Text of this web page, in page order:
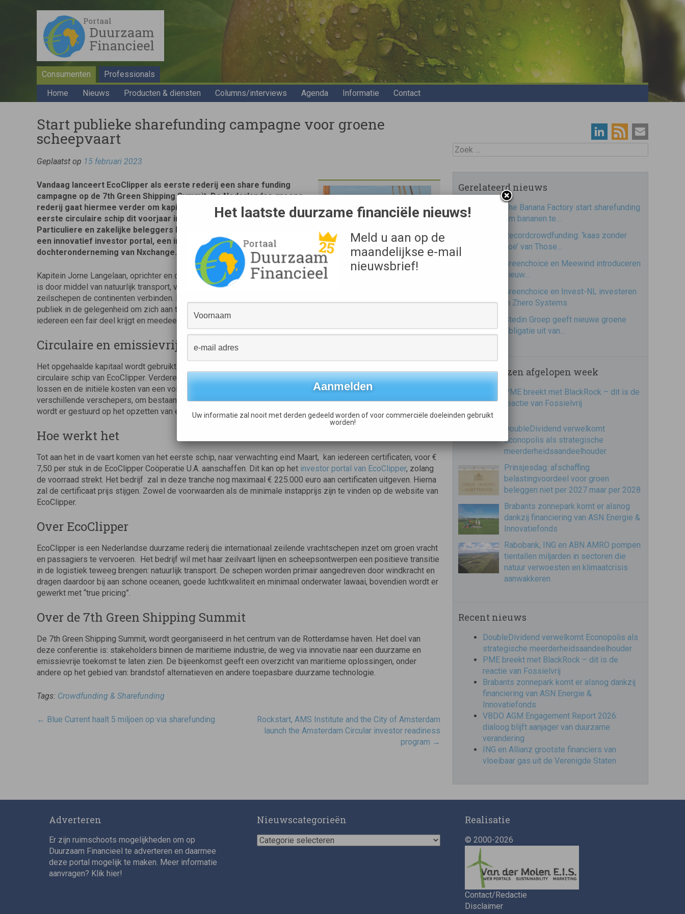
Consumenten
Professionals
Home
Nieuws Producten & diensten Columns/interviews Agenda Informatie Contact
Start publieke sharefunding campagne voor groene
scheepvaart
Geplaatst op 15 februari 2023
Vandaag lanceert EcoClipper als eerste rederij een share funding
campagne op de 7th Green Shipping Summit. De Nederlandse groene
rederij gaat hiermee verder om kapitaal aan te trekken om haar
eerste circulaire schip dit voorjaar in de vaart te brengen.
Particuliere en zakelijke beleggers kunnen certificaten aankopen via
een innovatief investor portal, een initiatief van Bondex,
dochteronderneming van Nxchange.
Kapitein Jorne Langelaan, oprichter en directeur van EcoClipper: “Onze visie
is door middel van natuurlijk transport, voor vracht en passagiers, met
zeilschepen de continenten verbinden. Met deze campagne stellen wij het
publiek in de gelegenheid om zich aan te sluiten bij onze community waarin
iedereen een fair deel krijgt en meedeelt in het succes.”
Circulaire en emissievrije groei ambities
Het opgehaalde kapitaal wordt gebruikt voor de laatste investeringen, voor het in de vaart brengen van het eerste
circulaire schip van EcoClipper. Verdere middelen zal het bedrijf inzetten om versneld de scheepshypotheek af te
lossen en de initiële kosten van een volgend project te financieren. Zo zijn er gesprekken gaande met
verschillende verschepers, om bestaande motorschepen om te bouwen naar zeilende vrachtschepen. Tevens
wordt er gestuurd op het opzetten van een Trans Atlantische lijndienst met nieuwbouwschepen.
Hoe werkt het
Tot aan het in de vaart komen van het eerste schip, naar verwachting eind Maart, kan iedereen certificaten, voor €
7,50 per stuk in de EcoClipper Coöperatie U.A. aanschaffen. Dit kan op het investor portal van EcoClipper, zolang
de voorraad strekt. Het bedrijf zal in deze tranche nog maximaal € 225.000 euro aan certificaten uitgeven. Hierna
zal de certificaat prijs stijgen. Zowel de voorwaarden als de minimale instapprijs zijn te vinden op de website van
EcoClipper.
Over EcoClipper
EcoClipper is een Nederlandse duurzame rederij die internationaal zeilende vrachtschepen inzet om groen vracht
en passagiers te vervoeren. Het bedrijf wil met haar zeilvaart lijnen en scheepsontwerpen een positieve transitie
in de logistiek teweeg brengen: natuurlijk transport. De schepen worden primair aangedreven door windkracht en
dragen daardoor bij aan schone oceanen, goede luchtkwaliteit en minimaal onderwater lawaai, bovendien wordt er
gewerkt met “true pricing”.
Over de 7th Green Shipping Summit
De 7th Green Shipping Summit, wordt georganiseerd in het centrum van de Rotterdamse haven. Het doel van
deze conferentie is: stakeholders binnen de maritieme industrie, de weg via innovatie naar een duurzame en
emissievrije toekomst te laten zien. De bijeenkomst geeft een overzicht van maritieme oplossingen, onder
andere op het gebied van: brandstof alternatieven en andere toepasbare duurzame technologie.
Tags: Crowdfunding & Sharefunding
Post
← Blue Current haalt 5 miljoen op via sharefunding
Rockstart, AMS Institute and the City of Amsterdam
launch the Amsterdam Circular investor readiness
program →
Zoek
Gerelateerd nieuws
The Banana Factory start sharefunding
om bananen te…
Recordcrowdfunding: ‘kaas zonder
koe’ van Those…
Greenchoice en Meewind introduceren
nieuw…
Greenchoice en Invest-NL investeren
in Zhero Systems
Stedin Groep geeft nieuwe groene
obligatie uit van…
Meest gelezen afgelopen week
PME breekt met BlackRock – dit is de
reactie van Fossielvrij
DoubleDividend verwelkomt
Econopolis als strategische
meerderheidsaandeelhouder
Prinsjesdag: afschaffing
belastingvoordeel voor groen
beleggen niet per 2027 maar per 2028
Brabants zonnepark komt er alsnog
dankzij financiering van ASN Energie &
Innovatiefonds
Rabobank, ING en ABN AMRO pompen
tientallen miljarden in sectoren die
natuur verwoesten en klimaatcrisis
aanwakkeren
Recent nieuws
DoubleDividend verwelkomt Econopolis als
strategische meerderheidsaandeelhouder
PME breekt met BlackRock – dit is de
reactie van Fossielvrij
Brabants zonnepark komt er alsnog dankzij
financiering van ASN Energie &
Innovatiefonds
VBDO AGM Engagement Report 2026:
dialoog blijft aanjager van duurzame
verandering
ING en Allianz grootste financiers van
vloeibaar gas uit de Verenigde Staten
Adverteren
Er zijn ruimschoots mogelijkheden om op
Duurzaam Financieel te adverteren en daarmee
deze portal mogelijk te maken. Meer informatie
aanvragen? Klik hier!
Nieuwscategorieën
Nieuwscategorieën
Realisatie
© 2000-2026
Contact/Redactie
Disclaimer
Het laatste duurzame financiële nieuws!
Meld u aan op de
maandelijkse e-mail
nieuwsbrief!
Uw informatie zal nooit met derden gedeeld worden of voor commerciële doeleinden gebruikt
worden!